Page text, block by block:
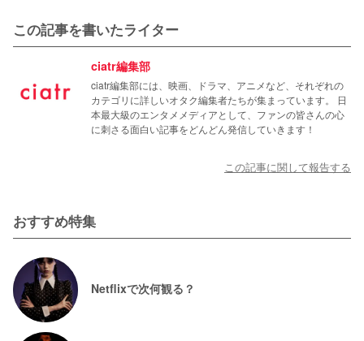
この記事を書いたライター
ciatr編集部
ciatr編集部には、映画、ドラマ、アニメなど、それぞれの
カテゴリに詳しいオタク編集者たちが集まっています。 日
本最大級のエンタメメディアとして、ファンの皆さんの心
に刺さる面白い記事をどんどん発信していきます！
この記事に関して報告する
おすすめ特集
Netflixで次何観る？